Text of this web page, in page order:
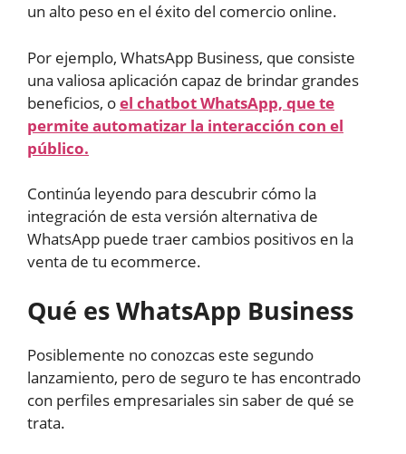
un alto peso en el éxito del comercio online.
Por ejemplo, WhatsApp Business, que consiste
una valiosa aplicación capaz de brindar grandes
beneficios, oel chatbot WhatsApp, que te
permite automatizar la interacción con el
público.
Continúa leyendo para descubrir cómo la
integración de esta versión alternativa de
WhatsApp puede traer cambios positivos en la
venta de tu ecommerce.
Qué es WhatsApp Business
Posiblemente no conozcas este segundo
lanzamiento, pero de seguro te has encontrado
con perfiles empresariales sin saber de qué se
trata.